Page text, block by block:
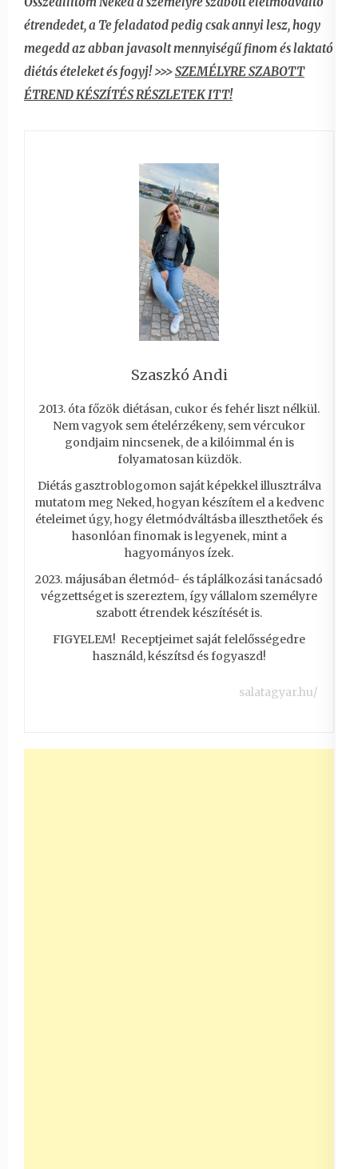
étrendedet, a Te feladatod pedig csak annyi lesz, hogy
megedd az abban javasolt mennyiségű finom és laktató
diétás ételeket és fogyj! >>>SZEMÉLYRE SZABOTT
ÉTREND KÉSZÍTÉS RÉSZLETEK ITT!
Szaszkó Andi
2013. óta főzök diétásan, cukor és fehér liszt nélkül.
Nem vagyok sem ételérzékeny, sem vércukor
gondjaim nincsenek, de a kilóimmal én is
folyamatosan küzdök.
Diétás gasztroblogomon saját képekkel illusztrálva
mutatom meg Neked, hogyan készítem el a kedvenc
ételeimet úgy, hogy életmódváltásba illeszthetőek és
hasonlóan finomak is legyenek, mint a
hagyományos ízek.
2023. májusában életmód- és táplálkozási tanácsadó
végzettséget is szereztem, így vállalom személyre
szabott étrendek készítését is.
FIGYELEM! Receptjeimet saját felelősségedre
használd, készítsd és fogyaszd!
salatagyar.hu/